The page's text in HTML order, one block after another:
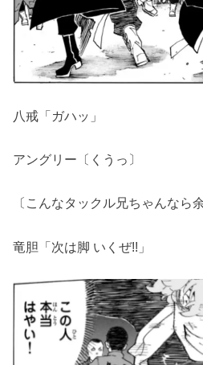
八戒「ガハッ」
アングリー〔くうっ〕
〔こんなタックル兄ちゃんなら
竜胆「次は脚 いくぜ!!」